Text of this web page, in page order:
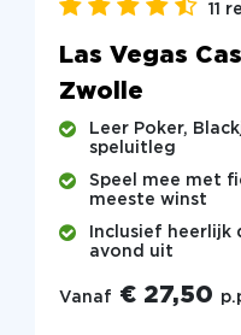
11
Las Vegas
Zwolle
Leer Poker,
speluitleg
Speel mee met
meeste winst
Inclusief heerlijk
avond uit
Vanaf € 27,50